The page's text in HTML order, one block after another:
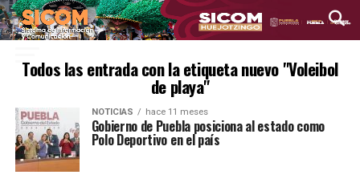
Todos las entrada con la etiqueta nuevo "Voleibol
de playa"
NOTICIAS hace 11 meses
Gobierno de Puebla posiciona al estado como
Polo Deportivo en el país